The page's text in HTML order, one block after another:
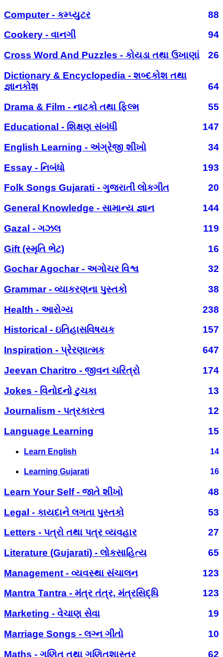
Computer - કમ્પ્યુટર
88
Cookery - વાનગી
94
Cross Word And Puzzles - કોયડા તથા ઉખાણાં
26
Dictionary & Encyclopedia - શબ્દકોશ તથા
જ્ઞાનકોશ
64
Drama & Film - નાટકો તથા ફિલ્મ
55
Educational - શિક્ષણ સંબંધી
147
English Learning - અંગ્રેજી શીખો
34
Essay - નિબંધો
193
Folk Songs Gujarati - ગુજરાતી લોકગીત
20
General Knowledge - સામાન્ય જ્ઞાન
144
Gazal - ગઝલ
119
Gift (સ્મૃતિ ભેટ)
16
Gochar Agochar - અગોચર વિશ્વ
32
Grammar - વ્યાકરણના પુસ્તકો
38
Health - આરોગ્ય
238
Historical - ઇતિહાસવિષયક
157
Inspiration - પ્રેરણાત્મક
647
Jeevan Charitro - જીવન ચરિત્રો
174
Jokes - વિનોદનો ટુચકા
13
Journalism - પત્રકારત્વ
12
Language Learning
15
Learn English 14
Learning Gujarati 16
Learn Your Self - જાતે શીખો
48
Legal - કાયદાને લગતા પુસ્તકો
53
Letters - પત્રો તથા પત્ર વ્યવહાર
27
Literature (Gujarati) - લોકસાહિત્ય
65
Management - વ્યવસ્થા સંચાલન
123
Mantra Tantra - મંત્ર તંત્ર, મંત્રસિદ્ધિ
123
Marketing - વેચાણ સેવા
19
Marriage Songs - લગ્ન ગીતો
10
Maths - ગણિત તથા ગણિતશાસ્ત્ર
62